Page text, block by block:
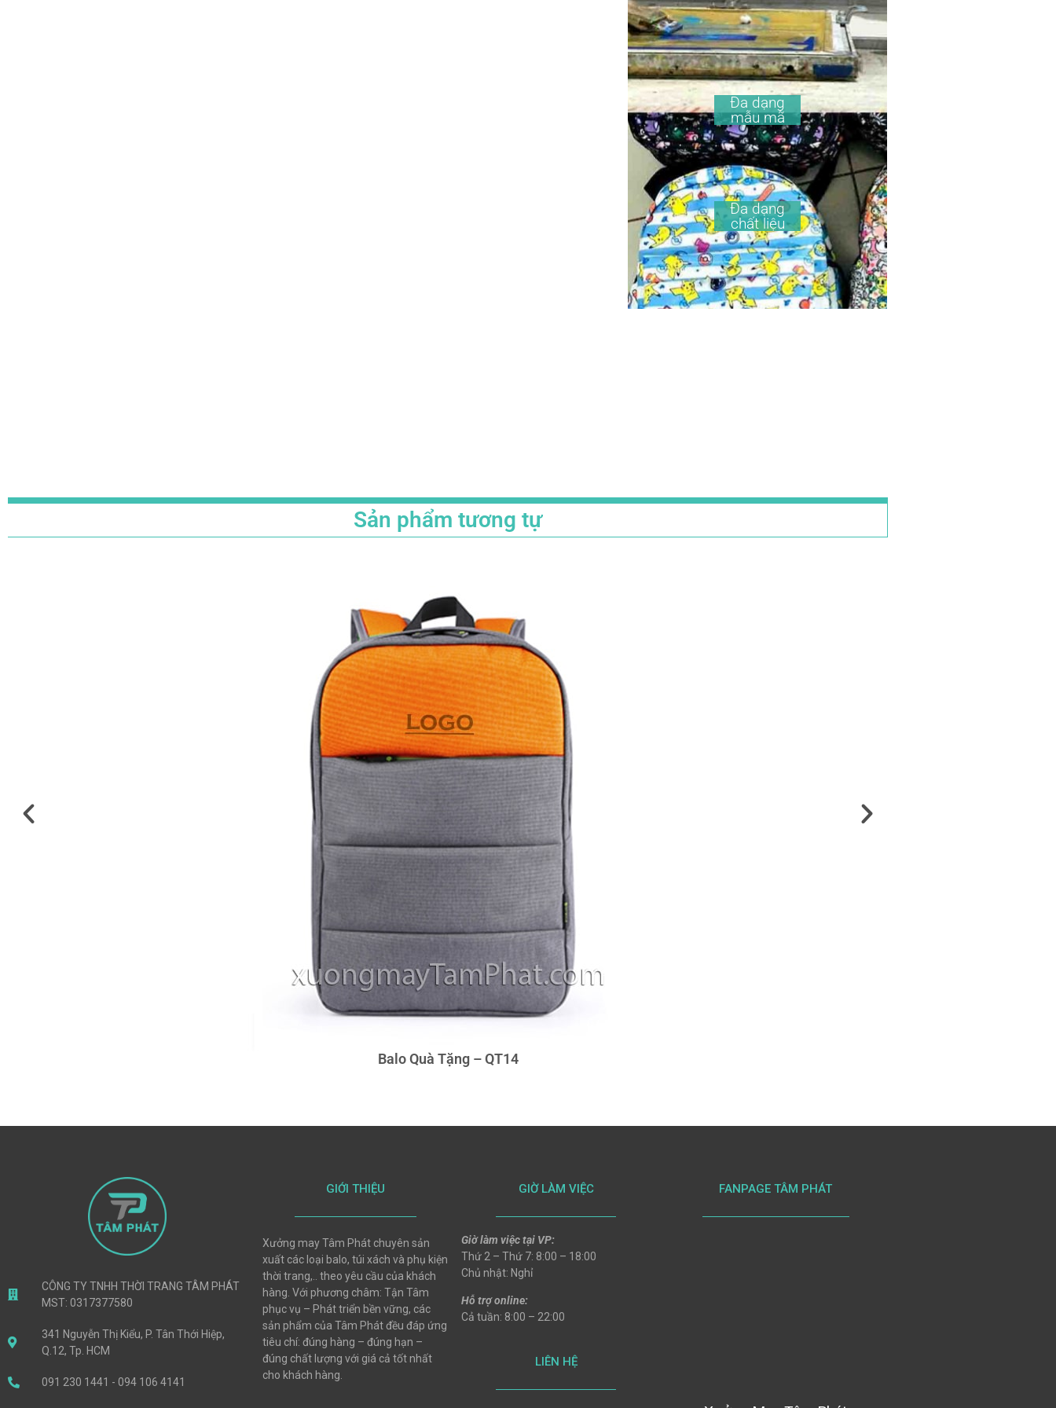
Đa dạng
mẫu mã
Đa dạng
chất liệu
Sản phẩm tương tự
Balo Quà Tặng – QT14
CÔNG TY TNHH THỜI TRANG TÂM PHÁT
MST: 0317377580
341 Nguyễn Thị Kiểu, P. Tân Thới Hiệp,
Q.12, Tp. HCM
091 230 1441 - 094 106 4141
GIỚI THIỆU
Xưởng may Tâm Phát chuyên sản
xuất các loại balo, túi xách và phụ kiện
thời trang,.. theo yêu cầu của khách
hàng. Với phương châm: Tận Tâm
phục vụ – Phát triển bền vững, các
sản phẩm của Tâm Phát đều đáp ứng
tiêu chí: đúng hàng – đúng hạn –
đúng chất lượng với giá cả tốt nhất
cho khách hàng.
GIỜ LÀM VIỆC
Giờ làm việc tại VP:
Thứ 2 – Thứ 7: 8:00 – 18:00
Chủ nhật: Nghỉ
Hỗ trợ online:
Cả tuần: 8:00 – 22:00
LIÊN HỆ
FANPAGE TÂM PHÁT